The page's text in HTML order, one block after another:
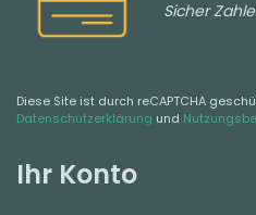
Sicher
Diese Site ist durch reCAPTCHA
Datenschutzerklärung und
Ihr Konto